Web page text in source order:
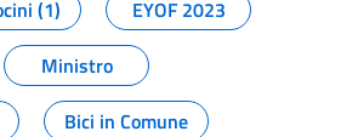
(1)
EYOF 2023
Ministro
Bici in Comune